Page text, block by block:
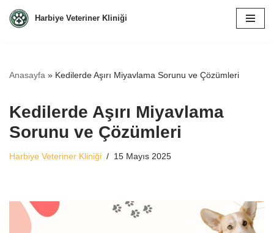
Harbiye Veteriner Kliniği
Anasayfa » Kedilerde Aşırı Miyavlama Sorunu ve Çözümleri
Kedilerde Aşırı Miyavlama
Sorunu ve Çözümleri
Harbiye Veteriner Kliniği 15 Mayıs 2025